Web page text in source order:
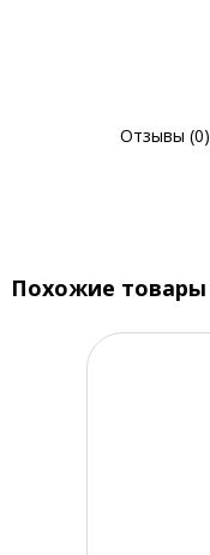
Отзывы (0)
Похожие товары